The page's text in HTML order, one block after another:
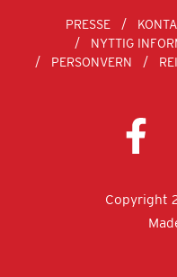
PRESSE
NYTTIG
PERSONVERN
Copyright